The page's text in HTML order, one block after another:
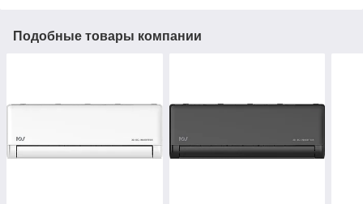
Подобные товары компании